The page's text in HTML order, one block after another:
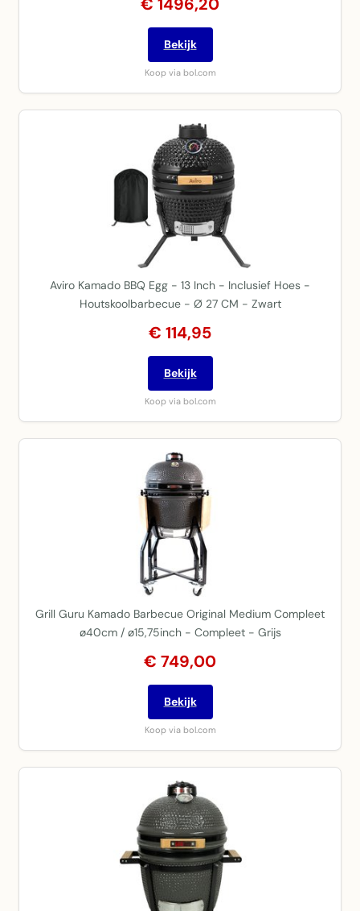
Bekijk
Koop via bol.com
Aviro Kamado BBQ Egg - 13 Inch - Inclusief Hoes -
Houtskoolbarbecue - Ø 27 CM - Zwart
€ 114,95
Bekijk
Koop via bol.com
Grill Guru Kamado Barbecue Original Medium Compleet
ø40cm / ø15,75inch - Compleet - Grijs
€ 749,00
Bekijk
Koop via bol.com